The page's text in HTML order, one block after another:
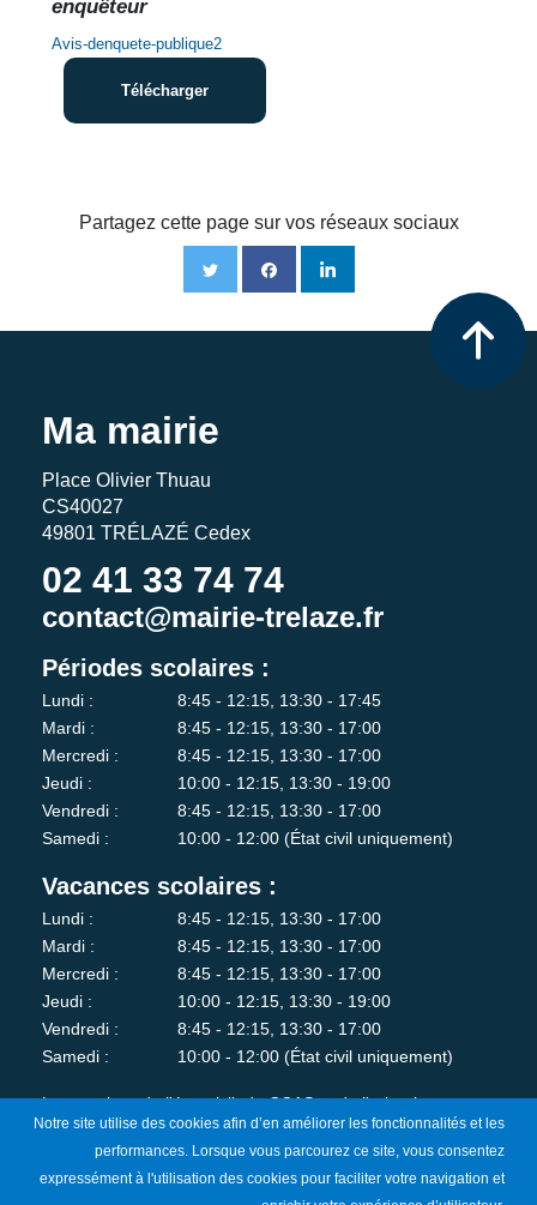
enquêteur
Avis-denquete-publique2
Télécharger
Partagez cette page sur vos réseaux sociaux
Ma mairie
Place Olivier Thuau
CS40027
49801 TRÉLAZÉ Cedex
02 41 33 74 74
contact@mairie-trelaze.fr
Périodes scolaires :
Lundi :
8:45 - 12:15, 13:30 - 17:45
Mardi :
8:45 - 12:15, 13:30 - 17:00
Mercredi :
8:45 - 12:15, 13:30 - 17:00
Jeudi :
10:00 - 12:15, 13:30 - 19:00
Vendredi :
8:45 - 12:15, 13:30 - 17:00
Samedi :
10:00 - 12:00 (État civil uniquement)
Vacances scolaires :
Lundi :
8:45 - 12:15, 13:30 - 17:00
Mardi :
8:45 - 12:15, 13:30 - 17:00
Mercredi :
8:45 - 12:15, 13:30 - 17:00
Jeudi :
10:00 - 12:15, 13:30 - 19:00
Vendredi :
8:45 - 12:15, 13:30 - 17:00
Samedi :
10:00 - 12:00 (État civil uniquement)
Les services de l'état-civil, du CCAS et de l'urbanisme sont
fermés au public le lundi matin.
Notre site utilise des cookies afin d’en améliorer les fonctionnalités et les
performances. Lorsque vous parcourez ce site, vous consentez
expressément à l'utilisation des cookies pour faciliter votre navigation et